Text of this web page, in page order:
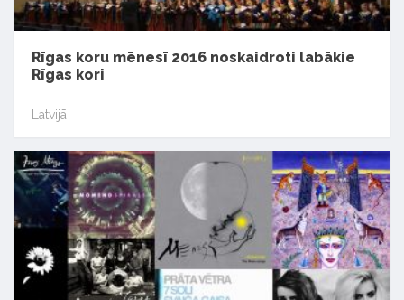
Rīgas koru mēnesī 2016 noskaidroti labākie
Rīgas kori
Latvijā